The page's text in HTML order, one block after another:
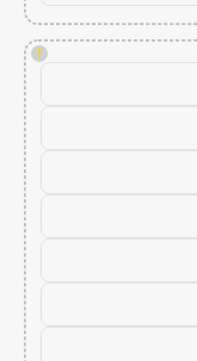
!